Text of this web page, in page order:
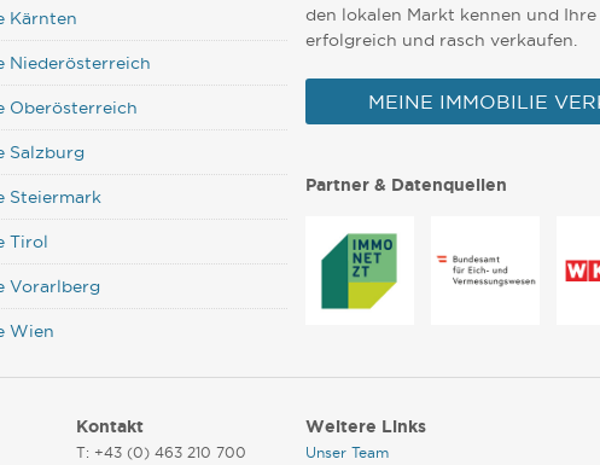
Kärnten
Niederösterreich
Oberösterreich
Salzburg
Steiermark
Tirol
Vorarlberg
Wien
den lokalen Markt kennen und
erfolgreich und rasch verkaufen.
MEINE IMMOBILIE
Partner & Datenquellen
Kontakt
T: +43 (0) 463 210 700
Weitere Links
Unser Team